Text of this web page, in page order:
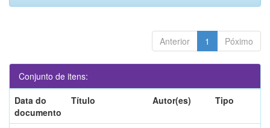
Anterior 1 Póximo
Conjunto de itens:
Data do
documento
Título Autor(es) Tipo